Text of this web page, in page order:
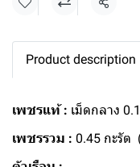
แชร์
Product description
เพชรแท้ : เม็ดกลาง
เพชรรวม : 0.45 กะรัต